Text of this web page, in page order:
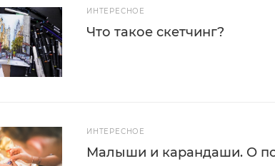
ИНТЕРЕСНОЕ
Что такое скетчинг?
ИНТЕРЕСНОЕ
Малыши и карандаши. О